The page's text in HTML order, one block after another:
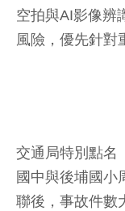
空拍與AI影像辨
風險，優先針對
交通局特別點名
國中與後埔國小
聯後，事故件數